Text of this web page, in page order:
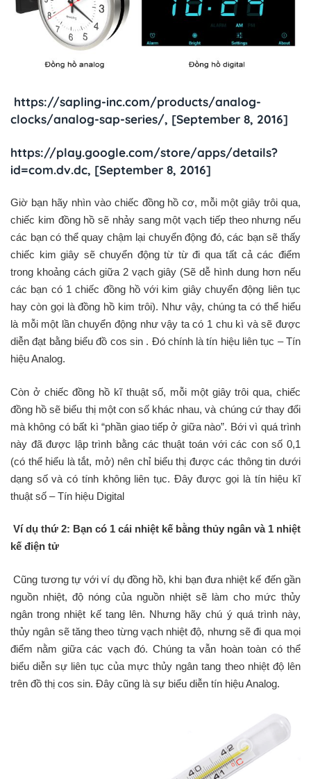
https://sapling-inc.com/products/analog-
clocks/analog-sap-series/, [September 8, 2016]
https://play.google.com/store/apps/details?
id=com.dv.dc, [September 8, 2016]
Giờ bạn hãy nhìn vào chiếc đồng hồ cơ, mỗi một giây trôi qua,
chiếc kim đồng hồ sẽ nhảy sang một vạch tiếp theo nhưng nếu
các bạn có thể quay chậm lại chuyển động đó, các bạn sẽ thấy
chiếc kim giây sẽ chuyển động từ từ đi qua tất cả các điểm
trong khoảng cách giữa 2 vạch giây (Sẽ dễ hình dung hơn nếu
các bạn có 1 chiếc đồng hồ với kim giây chuyển động liên tục
hay còn gọi là đồng hồ kim trôi). Như vậy, chúng ta có thể hiểu
là mỗi một lần chuyển động như vậy ta có 1 chu kì và sẽ được
diễn đạt bằng biểu đồ cos sin . Đó chính là tín hiệu liên tục – Tín
hiệu Analog.
Còn ở chiếc đồng hồ kĩ thuật số, mỗi một giây trôi qua, chiếc
đồng hồ sẽ biểu thị một con số khác nhau, và chúng cứ thay đổi
mà không có bất kì “phần giao tiếp ở giữa nào”. Bới vì quá trình
này đã được lập trình bằng các thuật toán với các con số 0,1
(có thể hiểu là tắt, mở) nên chỉ biểu thị được các thông tin dưới
dạng số và có tính không liên tục. Đây được gọi là tín hiệu kĩ
thuật số – Tín hiệu Digital
Ví dụ thứ 2: Bạn có 1 cái nhiệt kế bằng thủy ngân và 1 nhiệt
kế điện tử
Cũng tương tự với ví dụ đồng hồ, khi bạn đưa nhiệt kế đến gần
nguồn nhiệt, độ nóng của nguồn nhiệt sẽ làm cho mức thủy
ngân trong nhiệt kế tang lên. Nhưng hãy chú ý quá trình này,
thủy ngân sẽ tăng theo từng vạch nhiệt độ, nhưng sẽ đi qua mọi
điểm nằm giữa các vạch đó. Chúng ta vẫn hoàn toàn có thể
biểu diễn sự liên tục của mực thủy ngân tang theo nhiệt độ lên
trên đồ thị cos sin. Đây cũng là sự biểu diễn tín hiệu Analog.